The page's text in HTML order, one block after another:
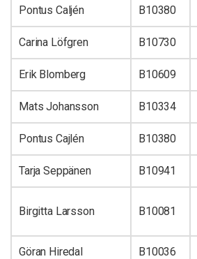
Pontus Caljén B10380
Carina Löfgren B10730
Erik Blomberg B10609
Mats Johansson B10334
Pontus Cajlén B10380
Tarja Seppänen B10941
Birgitta Larsson B10081
Göran Hiredal B10036